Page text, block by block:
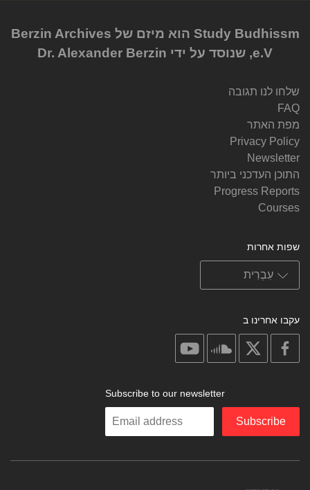
Study Budhissm הוא מיזם של Berzin Archives
e.V, שנוסד על ידי Dr. Alexander Berzin
שלחו לנו תגובה
FAQ
מפת האתר
Privacy Policy
Newsletter
התוכן העדכני ביותר
Progress Reports
Courses
שפות אחרות
עקבו אחרינו ב
facebook
soundcloud
Subscribe to our newsletter
Enter
Subscribe